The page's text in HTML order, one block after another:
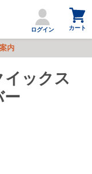
ログイン
カ
ー
ト
を
る
カート
内
ックス
ー